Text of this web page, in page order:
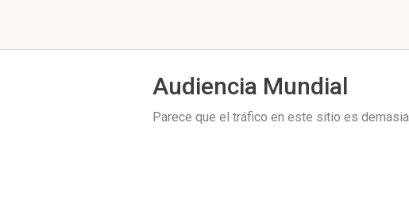
Audiencia Mundial
Parece que el tráfico en este sitio es